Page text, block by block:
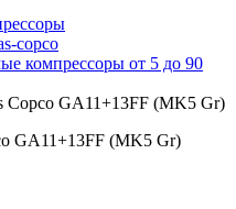
copco
компрессоры от 5 до 90
Copco GA11+13FF (MK5 Gr)
GA11+13FF (MK5 Gr)